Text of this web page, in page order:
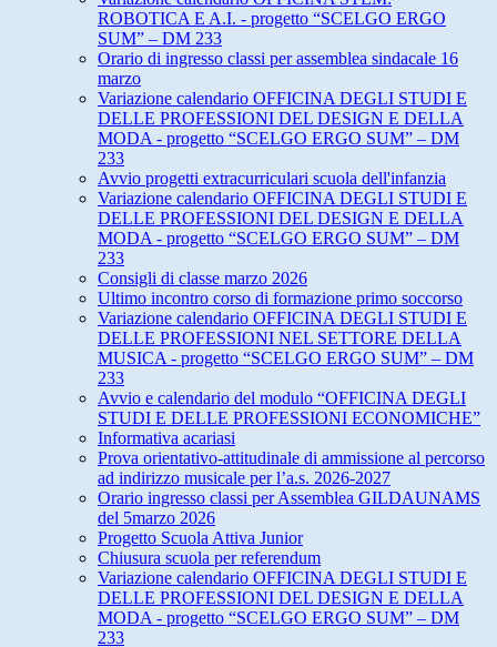
ROBOTICA E A.I. - progetto “SCELGO ERGO
SUM” – DM 233
Orario di ingresso classi per assemblea sindacale 16
marzo
Variazione calendario OFFICINA DEGLI STUDI E
DELLE PROFESSIONI DEL DESIGN E DELLA
MODA - progetto “SCELGO ERGO SUM” – DM
233
Avvio progetti extracurriculari scuola dell'infanzia
Variazione calendario OFFICINA DEGLI STUDI E
DELLE PROFESSIONI DEL DESIGN E DELLA
MODA - progetto “SCELGO ERGO SUM” – DM
233
Consigli di classe marzo 2026
Ultimo incontro corso di formazione primo soccorso
Variazione calendario OFFICINA DEGLI STUDI E
DELLE PROFESSIONI NEL SETTORE DELLA
MUSICA - progetto “SCELGO ERGO SUM” – DM
233
Avvio e calendario del modulo “OFFICINA DEGLI
STUDI E DELLE PROFESSIONI ECONOMICHE”
Informativa acariasi
Prova orientativo-attitudinale di ammissione al percorso
ad indirizzo musicale per l’a.s. 2026-2027
Orario ingresso classi per Assemblea GILDAUNAMS
del 5marzo 2026
Progetto Scuola Attiva Junior
Chiusura scuola per referendum
Variazione calendario OFFICINA DEGLI STUDI E
DELLE PROFESSIONI DEL DESIGN E DELLA
MODA - progetto “SCELGO ERGO SUM” – DM
233